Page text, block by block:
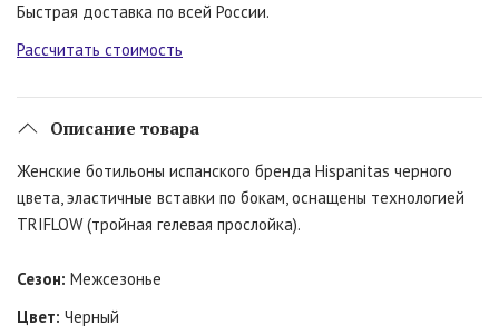
Быстрая доставка по всей России.
Рассчитать стоимость
Описание товара
Женские ботильоны испанского бренда Hispanitas черного
цвета, эластичные вставки по бокам, оснащены технологией
TRIFLOW (тройная гелевая прослойка).
Сезон: Межсезонье
Цвет: Черный